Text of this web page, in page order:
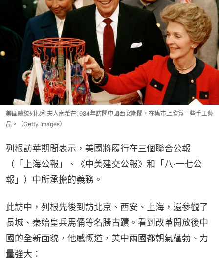
美國總統列根和夫人南希在1984年訪問中國西安期間，在集市上欣賞一些手工藝
品。（Getty Images）
列根訪華期間表示，美國將履行在三個聯合公報
（「上海公報」、《中美建交公報》和「八·一七公
報」）中所承擔的義務。
此訪中，列根先後到訪北京、西安、上海，還參觀了
長城、秦始皇兵馬俑等名勝古蹟。看到改革開放後中
國的全新面貌，他感慨道，美中兩國都朝氣蓬勃、力
量強大：